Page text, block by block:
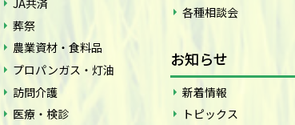
葬祭
農業資材・食料品
プロパンガス・灯油
訪問介護
医療・検診
各種相談会
お知らせ
新着情報
トピックス